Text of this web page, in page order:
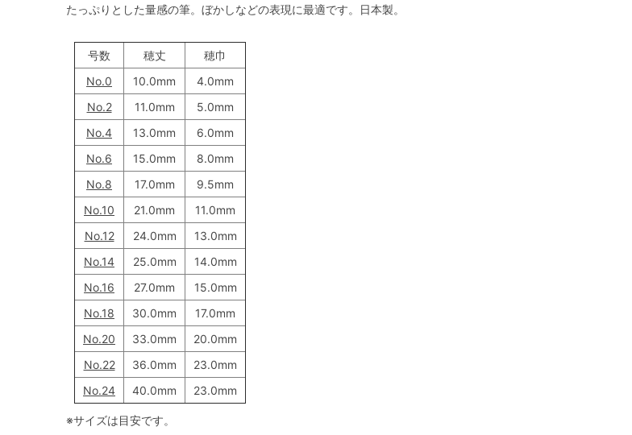
たっぷりとした量感の筆。ぼかしなどの表現に最適です。日本製。
号数 穂丈
穂巾
No.0
10.0mm
4.0mm
No.2
11.0mm
5.0mm
No.4
13.0mm
6.0mm
No.6
15.0mm
8.0mm
No.8
17.0mm
9.5mm
No.10
21.0mm
11.0mm
No.12
24.0mm
13.0mm
No.14
25.0mm
14.0mm
No.16
27.0mm
15.0mm
No.18
30.0mm
17.0mm
No.20
33.0mm
20.0mm
No.22
36.0mm
23.0mm
No.24
40.0mm 23.0mm
※サイズは目安です。